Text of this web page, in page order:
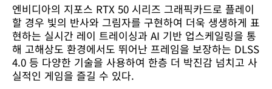
엔비디아의 지포스 RTX 50 시리즈 그래픽카드로 플레이
할 경우 빛의 반사와 그림자를 구현하여 더욱 생생하게 표
현하는 실시간 레이 트레이싱과 AI 기반 업스케일링을 통
해 고해상도 환경에서도 뛰어난 프레임을 보장하는 DLSS
4.0 등 다양한 기술을 사용하여 한층 더 박진감 넘치고 사
실적인 게임을 즐길 수 있다.